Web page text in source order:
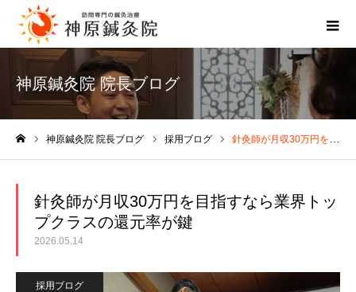
神原鍼灸院 院長ブログ
神原鍼灸院 院長ブログ 採用ブログ 針灸師が月収30万円を目指すなら業界トップクラスの還元率が鍵
針灸師が月収30万円を目指すなら業界トッ
プクラスの還元率が鍵
2026.05.14
採用ブログ